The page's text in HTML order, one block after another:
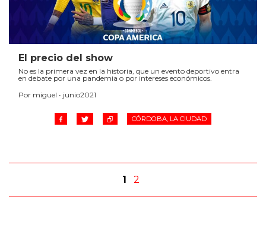
El precio del show
No es la primera vez en la historia, que un evento deportivo entra
en debate por una pandemia o por intereses económicos.
Por miguel • junio2021
CÓRDOBA, LA CIUDAD
1 2